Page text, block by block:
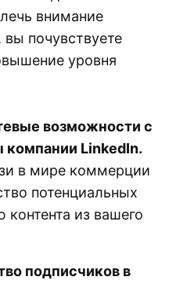
внимание
вы почувствуете
уровня
возможности с
LinkedIn.
в мире коммерции
потенциальных
из вашего
подписчиков в